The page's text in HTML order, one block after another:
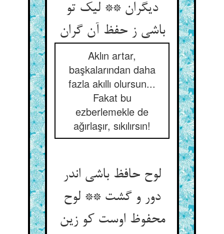
دیگران ** لیک تو
باشی ز حفظ آن گران
Aklın artar,
başkalarından daha
fazla akıllı olursun...
Fakat bu
ezberlemekle de
ağırlaşır, sıkılırsın!
لوح حافظ باشی اندر
دور و گشت ** لوح
محفوظ اوست کو زین